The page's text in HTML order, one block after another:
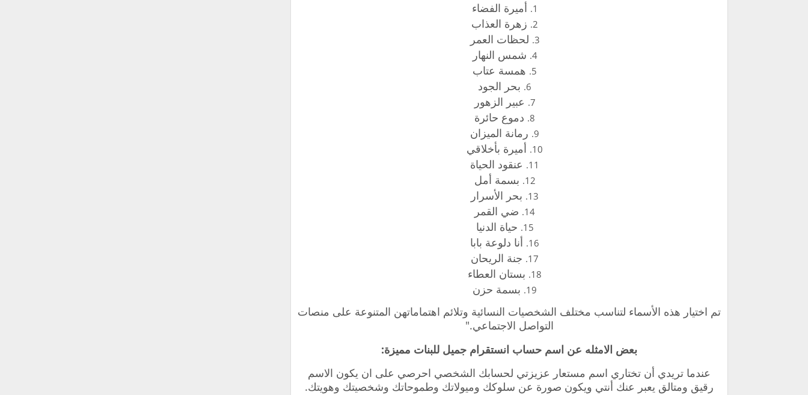
أميرة الفضاء
زهرة العذاب
لحظات العمر
شمس النهار
همسة عتاب
بحر الجود
عبير الزهور
دموع حائرة
رمانة الميزان
أميرة بأخلاقي
عنقود الحياة
بسمة أمل
بحر الأسرار
ضي القمر
حياة الدنيا
أنا دلوعة بابا
جنة الريحان
بستان العطاء
بسمة حزن
تم اختيار هذه الأسماء لتناسب مختلف الشخصيات النسائية وتلائم اهتماماتهن المتنوعة على منصات
التواصل الاجتماعي."
بعض الامثله عن اسم حساب انستقرام جميل للبنات مميزة:
عندما تريدي أن تختاري اسم مستعار عزيزتي لحسابك الشخصي احرصي على ان يكون الاسم
رقيق ومتالق يعبر عنك أنتي ويكون صورة عن سلوكك وميولاتك وطموحاتك وشخصيتك وهويتك.